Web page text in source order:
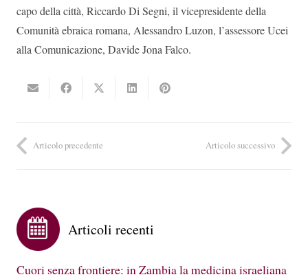
capo della città, Riccardo Di Segni, il vicepresidente della
Comunità ebraica romana, Alessandro Luzon, l’assessore Ucei
alla Comunicazione, Davide Jona Falco.
Articolo precedente Articolo successivo
Articoli recenti
Cuori senza frontiere: in Zambia la medicina israeliana